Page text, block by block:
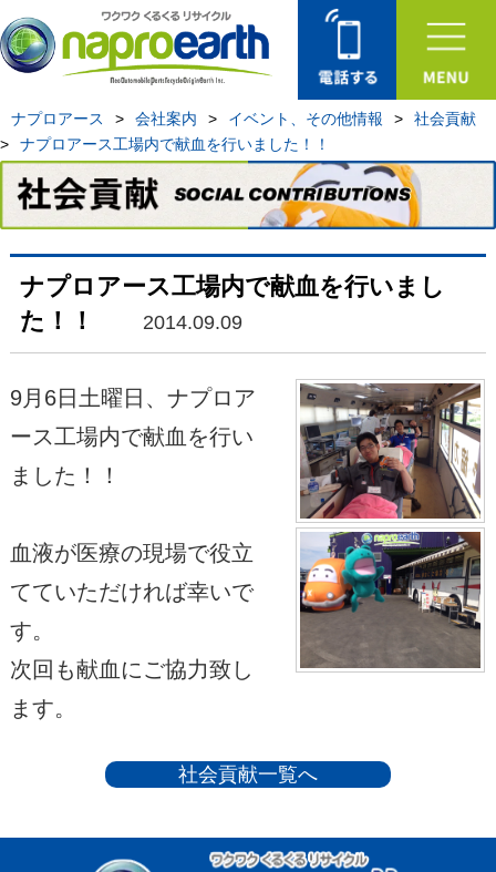
ナプロアース > 会社案内 > イベント、その他情報 >
社会貢献
>
ナプロアース工場内で献血を行いました！！
ナプロアース工場内で献血を行いまし
た！！
2014.09.09
9月6日土曜日、ナプロア
ース工場内で献血を行い
ました！！
血液が医療の現場で役立
てていただければ幸いで
す。
次回も献血にご協力致し
ます。
社会貢献一覧へ